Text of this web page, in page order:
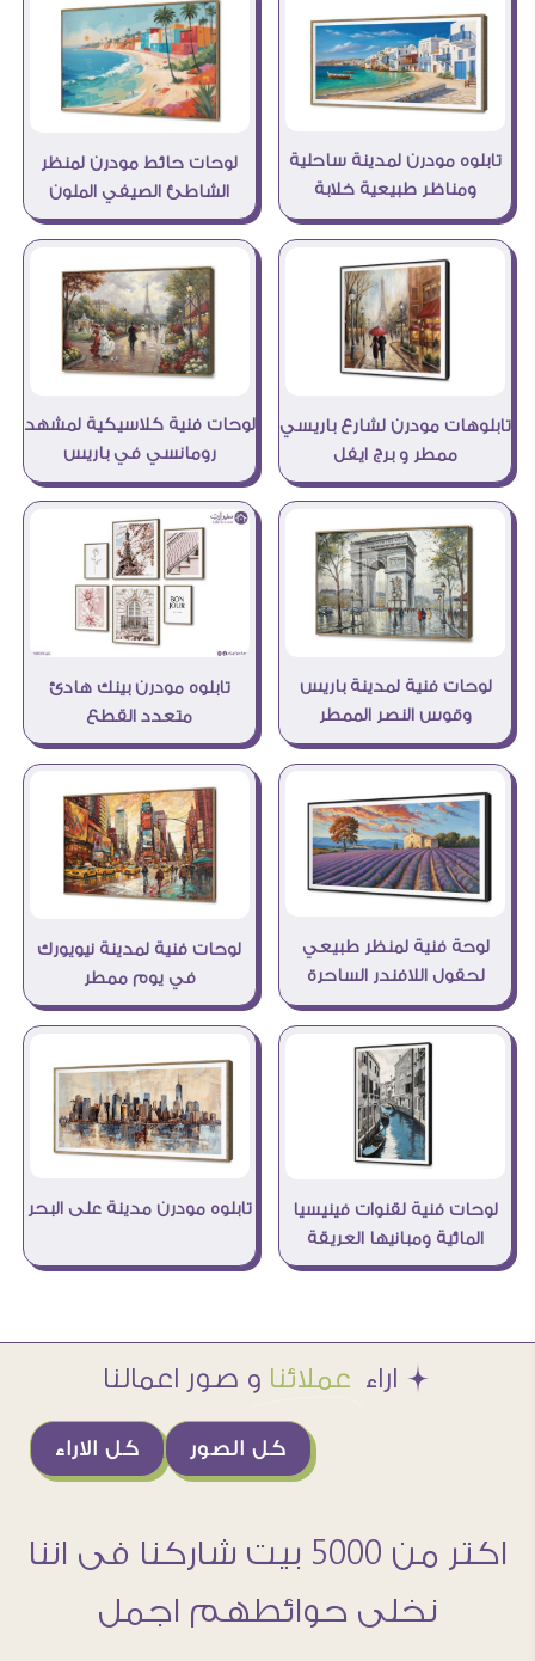
تابلوه مودرن لمدينة ساحلية
ومناظر طبيعية خلابة
لوحات حائط مودرن لمنظر
الشاطئ الصيفي الملون
تابلوهات مودرن لشارع باريسي
ممطر و برج ايفل
لوحات فنية كلاسيكية لمشهد
رومانسي في باريس
لوحات فنية لمدينة باريس
وقوس النصر الممطر
تابلوه مودرن بينك هادئ
متعدد القطع
لوحة فنية لمنظر طبيعي
لحقول اللافندر الساحرة
لوحات فنية لمدينة نيويورك
في يوم ممطر
لوحات فنية لقنوات فينيسيا
المائية ومبانيها العريقة
تابلوه مودرن مدينة على البحر
Æ اراء عملائنا و صور اعمالنا
كل الاراء كل الصور
اكتر من 5000 بيت شاركنا فى اننا
نخلى حوائطهم اجمل